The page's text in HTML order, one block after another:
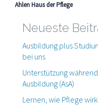
Ahlen Haus der Pflege
Neueste
Ausbildung plus
bei uns
Unterstützung
Ausbildung (AsA)
Lernen, wie Pflege